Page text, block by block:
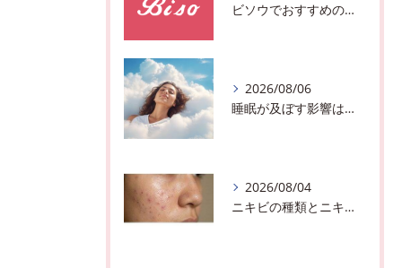
ビソウでおすすめのフェースビューティーの洗顔♪千葉市中央区フルハンドで体質、姿勢改善！！
2026/08/06
睡眠が及ぼす影響は？千葉市おすすめメニュー全身リンパマッサージで全身スッキリ♪
2026/08/04
ニキビの種類とニキビを作らないスキンケア方法♪千葉市中央区フェイシャルエステサロン